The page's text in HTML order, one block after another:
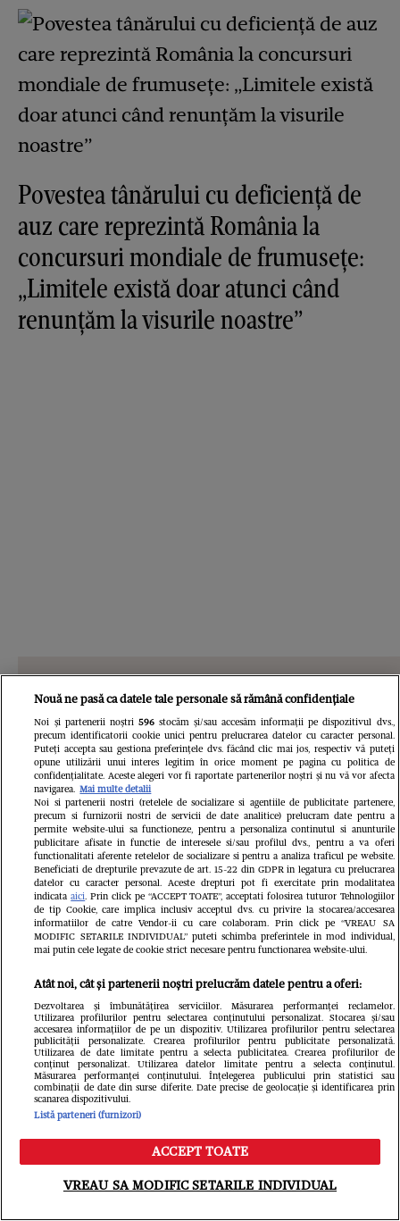
Povestea tânărului cu deficiență de
auz care reprezintă România la
concursuri mondiale de frumusețe:
„Limitele există doar atunci când
renunțăm la visurile noastre”
Din aceeași categorie
VEDETE SI EVENIMENTE
Romanița Iovan, dezvăluiri
emoționante despre cele mai grele
momente din carieră: "Succesul nu
este o destinație, ci un proces. Am
învățat să nu mă mai tem de greșeli"
/ EXCLUSIV
VEDETE
Bianca
după
scăpat de
a treia
Meniu Caută
Nouă ne pasă ca datele tale personale să rămână confidențiale
Noi și partenerii noștri 596stocăm și/sau accesăm informații pe dispozitivul dvs.,
precum identificatorii cookie unici pentru prelucrarea datelor cu caracter personal.
Puteți accepta sau gestiona preferințele dvs. făcând clic mai jos, respectiv vă puteți
opune utilizării unui interes legitim în orice moment pe pagina cu politica de
confidențialitate. Aceste alegeri vor fi raportate partenerilor noștri și nu vă vor afecta
navigarea. Mai multe detalii
Noi si partenerii nostri (retelele de socializare si agentiile de publicitate partenere,
precum si furnizorii nostri de servicii de date analitice) prelucram date pentru a
permite website-ului sa functioneze, pentru a personaliza continutul si anunturile
publicitare afisate in functie de interesele si/sau profilul dvs., pentru a va oferi
functionalitati aferente retelelor de socializare si pentru a analiza traficul pe website.
Beneficiati de drepturile prevazute de art. 15-22 din GDPR in legatura cu prelucrarea
datelor cu caracter personal. Aceste drepturi pot fi exercitate prin modalitatea
indicataaici. Prin click pe “ACCEPT TOATE”, acceptati folosirea tuturor Tehnologiilor
de tip Cookie, care implica inclusiv acceptul dvs. cu privire la stocarea/accesarea
informatiilor de catre Vendor-ii cu care colaboram. Prin click pe “VREAU SA
MODIFIC SETARILE INDIVIDUAL” puteti schimba preferintele in mod individual,
mai putin cele legate de cookie strict necesare pentru functionarea website-ului.
Atât noi, cât și partenerii noștri prelucrăm datele pentru a oferi:
Dezvoltarea și îmbunătățirea serviciilor. Măsurarea performanței reclamelor.
Utilizarea profilurilor pentru selectarea conținutului personalizat. Stocarea și/sau
accesarea informațiilor de pe un dispozitiv. Utilizarea profilurilor pentru selectarea
publicității personalizate. Crearea profilurilor pentru publicitate personalizată.
Utilizarea de date limitate pentru a selecta publicitatea. Crearea profilurilor de
conținut personalizat. Utilizarea datelor limitate pentru a selecta conținutul.
Măsurarea performanței conținutului. Înțelegerea publicului prin statistici sau
combinații de date din surse diferite. Date precise de geolocație și identificarea prin
scanarea dispozitivului.
Listă parteneri (furnizori)
ACCEPT TOATE
VREAU SA MODIFIC SETARILE INDIVIDUAL